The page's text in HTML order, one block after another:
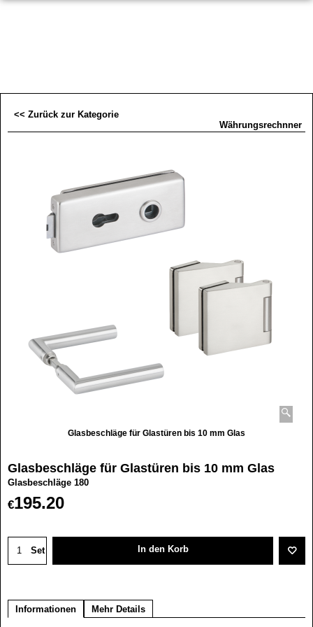
Währungsrechnner
<< Zurück zur Kategorie
Glasbeschläge für Glastüren bis 10 mm Glas
Glasbeschläge für Glastüren bis 10 mm Glas
Glasbeschläge 180
€195.20
Set In den Korb
Informationen Mehr Details